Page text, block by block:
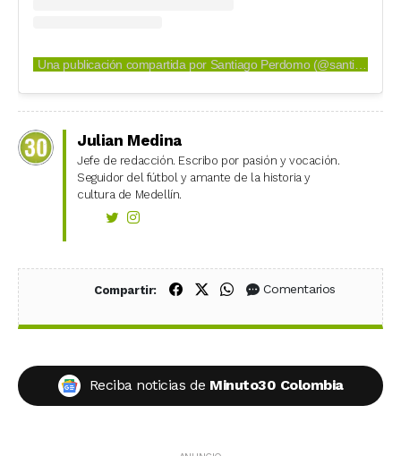
Julian Medina
Jefe de redacción. Escribo por pasión y vocación.
Seguidor del fútbol y amante de la historia y
cultura de Medellín.
Compartir: Compartir en Facebook
Compartir en X (Twitter)
Compartir en WhatsApp
Comentarios
Reciba noticias de Minuto30 Colombia